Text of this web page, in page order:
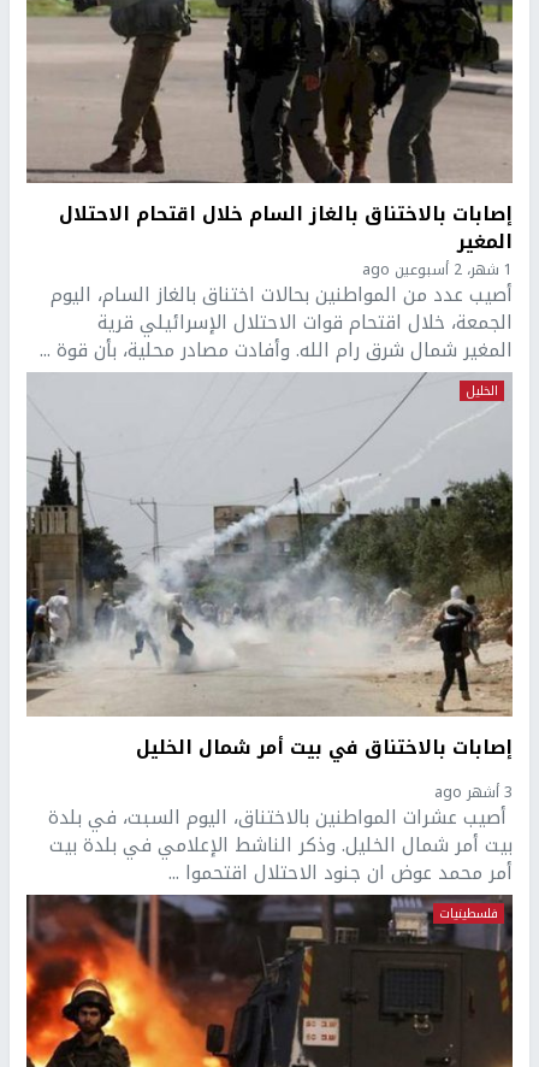
إصابات بالاختناق بالغاز السام خلال اقتحام الاحتلال
المغير
1 شهر، 2 أسبوعين ago
أصيب عدد من المواطنين بحالات اختناق بالغاز السام، اليوم
الجمعة، خلال اقتحام قوات الاحتلال الإسرائيلي قرية
المغير شمال شرق رام الله. وأفادت مصادر محلية، بأن قوة ...
الخليل
إصابات بالاختناق في بيت أمر شمال الخليل
3 أشهر ago
أصيب عشرات المواطنين بالاختناق، اليوم السبت، في بلدة
بيت أمر شمال الخليل. وذكر الناشط الإعلامي في بلدة بيت
أمر محمد عوض ان جنود الاحتلال اقتحموا ...
فلسطينيات